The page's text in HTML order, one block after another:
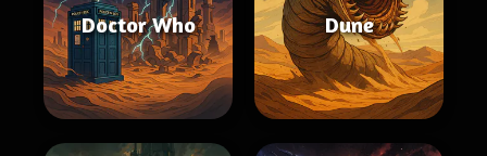
Doctor Who Dune